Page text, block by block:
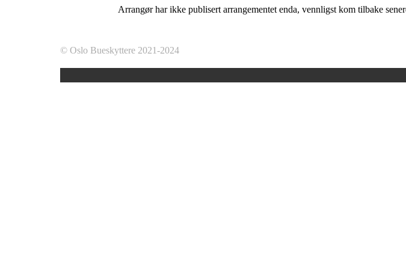
Arrangør har ikke publisert arrangementet enda, vennligst kom tilbake
© Oslo Bueskyttere 2021-2024